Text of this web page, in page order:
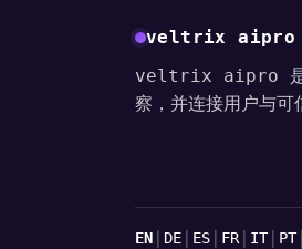
veltrix aipro
veltrix aipro 是一
察，并连接用户与可
语言
EN | DE | ES | FR| IT| PT|